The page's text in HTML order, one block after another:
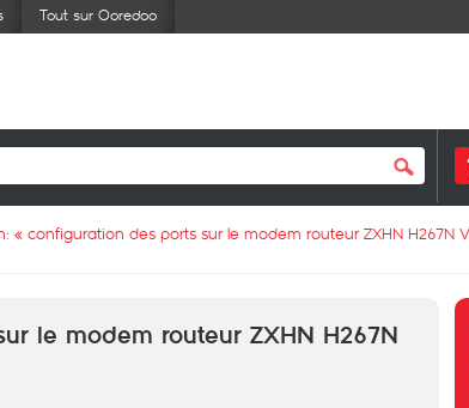
Tout sur Ooredoo
« configuration des ports sur le modem routeur ZXHN H267N
le modem routeur ZXHN H267N